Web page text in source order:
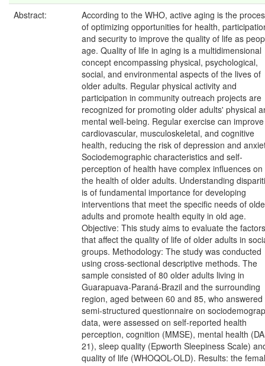
Abstract:
According to the WHO, active aging is the
of optimizing opportunities for health,
and security to improve the quality of life as
age. Quality of life in aging is a multidimensional
concept encompassing physical, psychological,
social, and environmental aspects of the lives of
older adults. Regular physical activity and
participation in community outreach projects are
recognized for promoting older adults' physical
mental well-being. Regular exercise can improve
cardiovascular, musculoskeletal, and cognitive
health, reducing the risk of depression and
Sociodemographic characteristics and self-
perception of health have complex influences on
the health of older adults. Understanding
is of fundamental importance for developing
interventions that meet the specific needs of
adults and promote health equity in old age.
Objective: This study aims to evaluate the factors
that affect the quality of life of older adults in
groups. Methodology: The study was conducted
using cross-sectional descriptive methods. The
sample consisted of 80 older adults living in
Guarapuava-Paraná-Brazil and the surrounding
region, aged between 60 and 85, who answered
semi-structured questionnaire on
data, were assessed on self-reported health
perception, cognition (MMSE), mental health
21), sleep quality (Epworth Sleepiness Scale)
quality of life (WHOQOL-OLD). Results: the